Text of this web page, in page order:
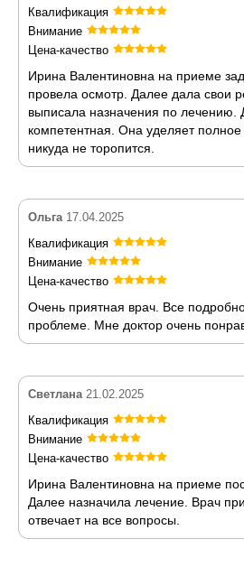
Квалификация
Внимание
Цена-качество
Ирина Валентиновна на приеме
провела осмотр. Далее дала свои
выписала назначения по лечению.
компетентная. Она уделяет
никуда не торопится.
Ольга 17.04.2025
Квалификация
Внимание
Цена-качество
Очень приятная врач. Все
проблеме. Мне доктор очень
Светлана 21.02.2025
Квалификация
Внимание
Цена-качество
Ирина Валентиновна на приеме
Далее назначила лечение. Врач
отвечает на все вопросы.